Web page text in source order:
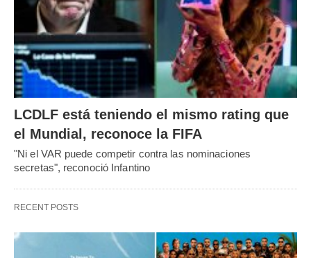
LCDLF está teniendo el mismo rating que
el Mundial, reconoce la FIFA
"Ni el VAR puede competir contra las nominaciones
secretas", reconoció Infantino
RECENT POSTS